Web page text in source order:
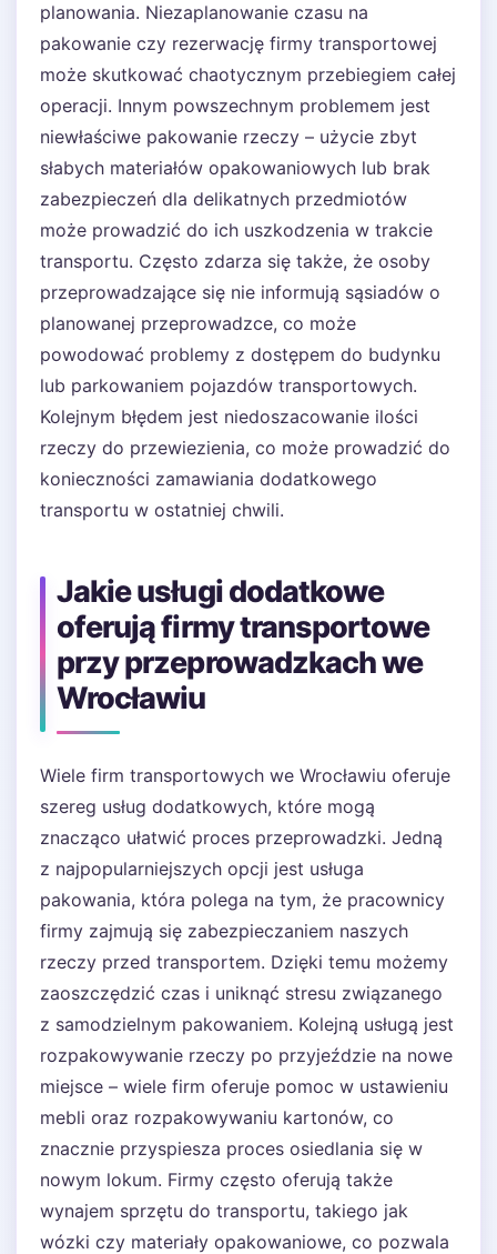
planowania. Niezaplanowanie czasu na
pakowanie czy rezerwację firmy transportowej
może skutkować chaotycznym przebiegiem całej
operacji. Innym powszechnym problemem jest
niewłaściwe pakowanie rzeczy – użycie zbyt
słabych materiałów opakowaniowych lub brak
zabezpieczeń dla delikatnych przedmiotów
może prowadzić do ich uszkodzenia w trakcie
transportu. Często zdarza się także, że osoby
przeprowadzające się nie informują sąsiadów o
planowanej przeprowadzce, co może
powodować problemy z dostępem do budynku
lub parkowaniem pojazdów transportowych.
Kolejnym błędem jest niedoszacowanie ilości
rzeczy do przewiezienia, co może prowadzić do
konieczności zamawiania dodatkowego
transportu w ostatniej chwili.
Jakie usługi dodatkowe
oferują firmy transportowe
przy przeprowadzkach we
Wrocławiu
Wiele firm transportowych we Wrocławiu oferuje
szereg usług dodatkowych, które mogą
znacząco ułatwić proces przeprowadzki. Jedną
z najpopularniejszych opcji jest usługa
pakowania, która polega na tym, że pracownicy
firmy zajmują się zabezpieczaniem naszych
rzeczy przed transportem. Dzięki temu możemy
zaoszczędzić czas i uniknąć stresu związanego
z samodzielnym pakowaniem. Kolejną usługą jest
rozpakowywanie rzeczy po przyjeździe na nowe
miejsce – wiele firm oferuje pomoc w ustawieniu
mebli oraz rozpakowywaniu kartonów, co
znacznie przyspiesza proces osiedlania się w
nowym lokum. Firmy często oferują także
wynajem sprzętu do transportu, takiego jak
wózki czy materiały opakowaniowe, co pozwala